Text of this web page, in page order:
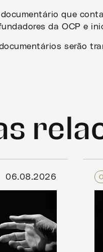
documentário que
da OCP e
serão
06.08.2026